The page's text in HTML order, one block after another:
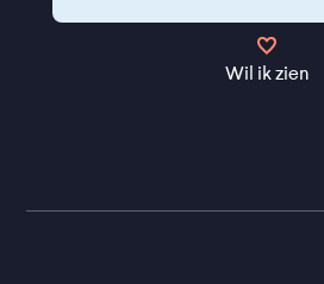
Wil ik zien